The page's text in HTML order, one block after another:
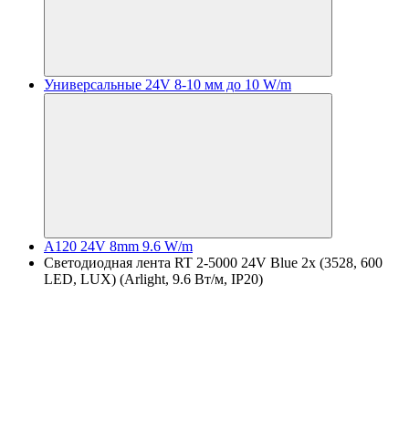
Универсальные 24V 8-10 мм до 10 W/m
A120 24V 8mm 9.6 W/m
Светодиодная лента RT 2-5000 24V Blue 2x (3528, 600
LED, LUX) (Arlight, 9.6 Вт/м, IP20)